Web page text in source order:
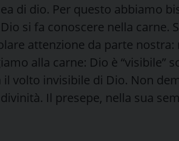
di dio. Per questo abbiamo
si fa conoscere nella carne.
attenzione da parte nostra:
alla carne: Dio è “visibile”
volto invisibile di Dio. Non
Il presepe, nella sua